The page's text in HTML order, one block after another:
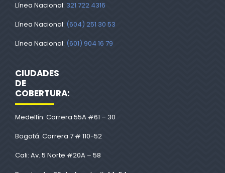
Línea Nacional: 321 722 4316
Línea Nacional: (604) 251 30 53
Línea Nacional: (601) 904 16 79
CIUDADES
DE
COBERTURA:
Medellín: Carrera 55A #61 – 30
Bogotá: Carrera 7 # 110-52
Cali: Av. 5 Norte #20A – 58